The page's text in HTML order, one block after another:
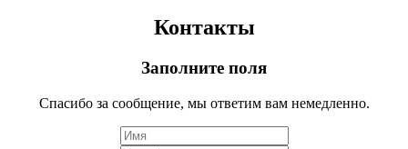
Контакты
Заполните поля
Спасибо за сообщение, мы ответим вам немедленно.